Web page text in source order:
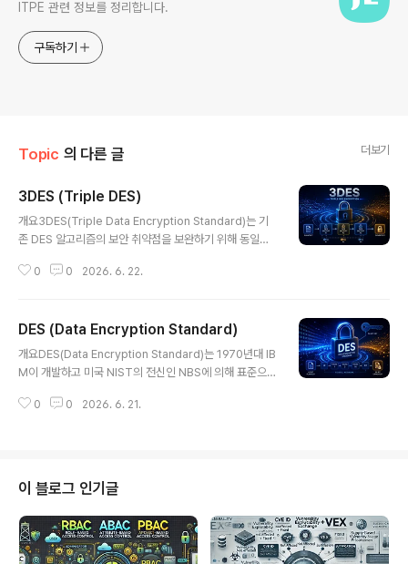
ITPE 관련 정보를 정리합니다.
구독하기
Topic 의 다른 글 더보기
3DES (Triple DES)
개요3DES(Triple Data Encryption Standard)는 기
존 DES 알고리즘의 보안 취약점을 보완하기 위해 동일한
DES의 짧은 키 길이 문제를 해결하기 위해 도입되었으며,
터를 세 번 암호화하는 방식으로, 일반적으로 Encrypt-D
ecrypt-Encrypt(EDE) 구조를 사용한다. 서로 다른 키를
사용하여 암호화 강도를 높이며, DES보다 훨씬 높은 보안
적용보안 강화다양한 키 방식2-key, 3-key보안 수준 선
0 0 2026. 6. 22.
DES (Data Encryption Standard)
개요DES(Data Encryption Standard)는 1970년대 IB
M이 개발하고 미국 NIST의 전신인 NBS에 의해 표준으로
시스템에서 사용되었으나, 현재는 보안 취약성으로 인해 A
칭키 블록 암호 방식으로, 실제 유효 키 길이는 56비트이
다. Feistel 구조를 기반으로 16라운드의 반복 연산을 통
해 데이터를 암호화하며, 동일한 키로 복호화가 가능하다.
2. 특징항목설명비고대칭키 암호동일 키 사용빠른 처리블
록 암호64비트 단위고정 길이Feistel 구조라운드 기반 처
0 0 2026. 6. 21.
이 블로그 인기글